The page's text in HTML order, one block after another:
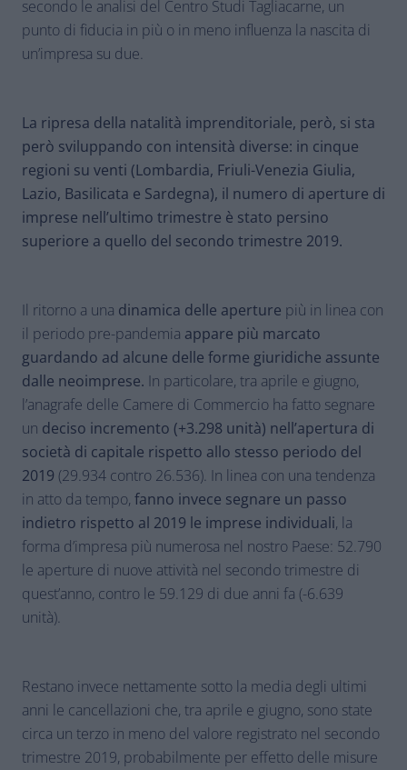
secondo le analisi del Centro Studi Tagliacarne, un
punto di fiducia in più o in meno influenza la nascita di
un’impresa su due.
La ripresa della natalità imprenditoriale, però, si sta
però sviluppando con intensità diverse: in cinque
regioni su venti (Lombardia, Friuli-Venezia Giulia,
Lazio, Basilicata e Sardegna), il numero di aperture di
imprese nell’ultimo trimestre è stato persino
superiore a quello del secondo trimestre 2019.
Il ritorno a una dinamica delle aperture più in linea con
il periodo pre-pandemia appare più marcato
guardando ad alcune delle forme giuridiche assunte
dalle neoimprese. In particolare, tra aprile e giugno,
l’anagrafe delle Camere di Commercio ha fatto segnare
un deciso incremento (+3.298 unità) nell’apertura di
società di capitale rispetto allo stesso periodo del
2019 (29.934 contro 26.536). In linea con una tendenza
in atto da tempo, fanno invece segnare un passo
indietro rispetto al 2019 le imprese individuali, la
forma d’impresa più numerosa nel nostro Paese: 52.790
le aperture di nuove attività nel secondo trimestre di
quest’anno, contro le 59.129 di due anni fa (-6.639
unità).
Restano invece nettamente sotto la media degli ultimi
anni le cancellazioni che, tra aprile e giugno, sono state
circa un terzo in meno del valore registrato nel secondo
trimestre 2019, probabilmente per effetto delle misure